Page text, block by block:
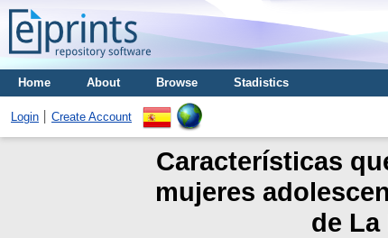
Home About Browse Stadistics
Login Create Account
Características
mujeres
de La